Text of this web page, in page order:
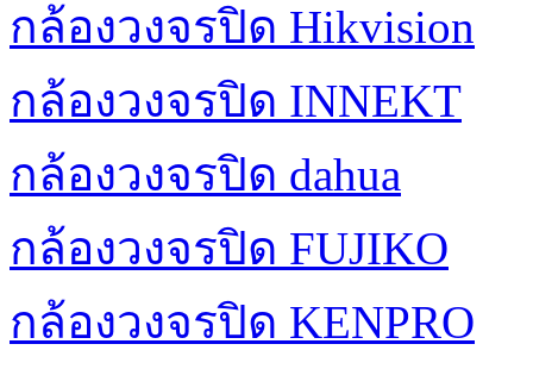
กล้องวงจรปิด Hikvision
กล้องวงจรปิด INNEKT
กล้องวงจรปิด dahua
กล้องวงจรปิด FUJIKO
กล้องวงจรปิด KENPRO